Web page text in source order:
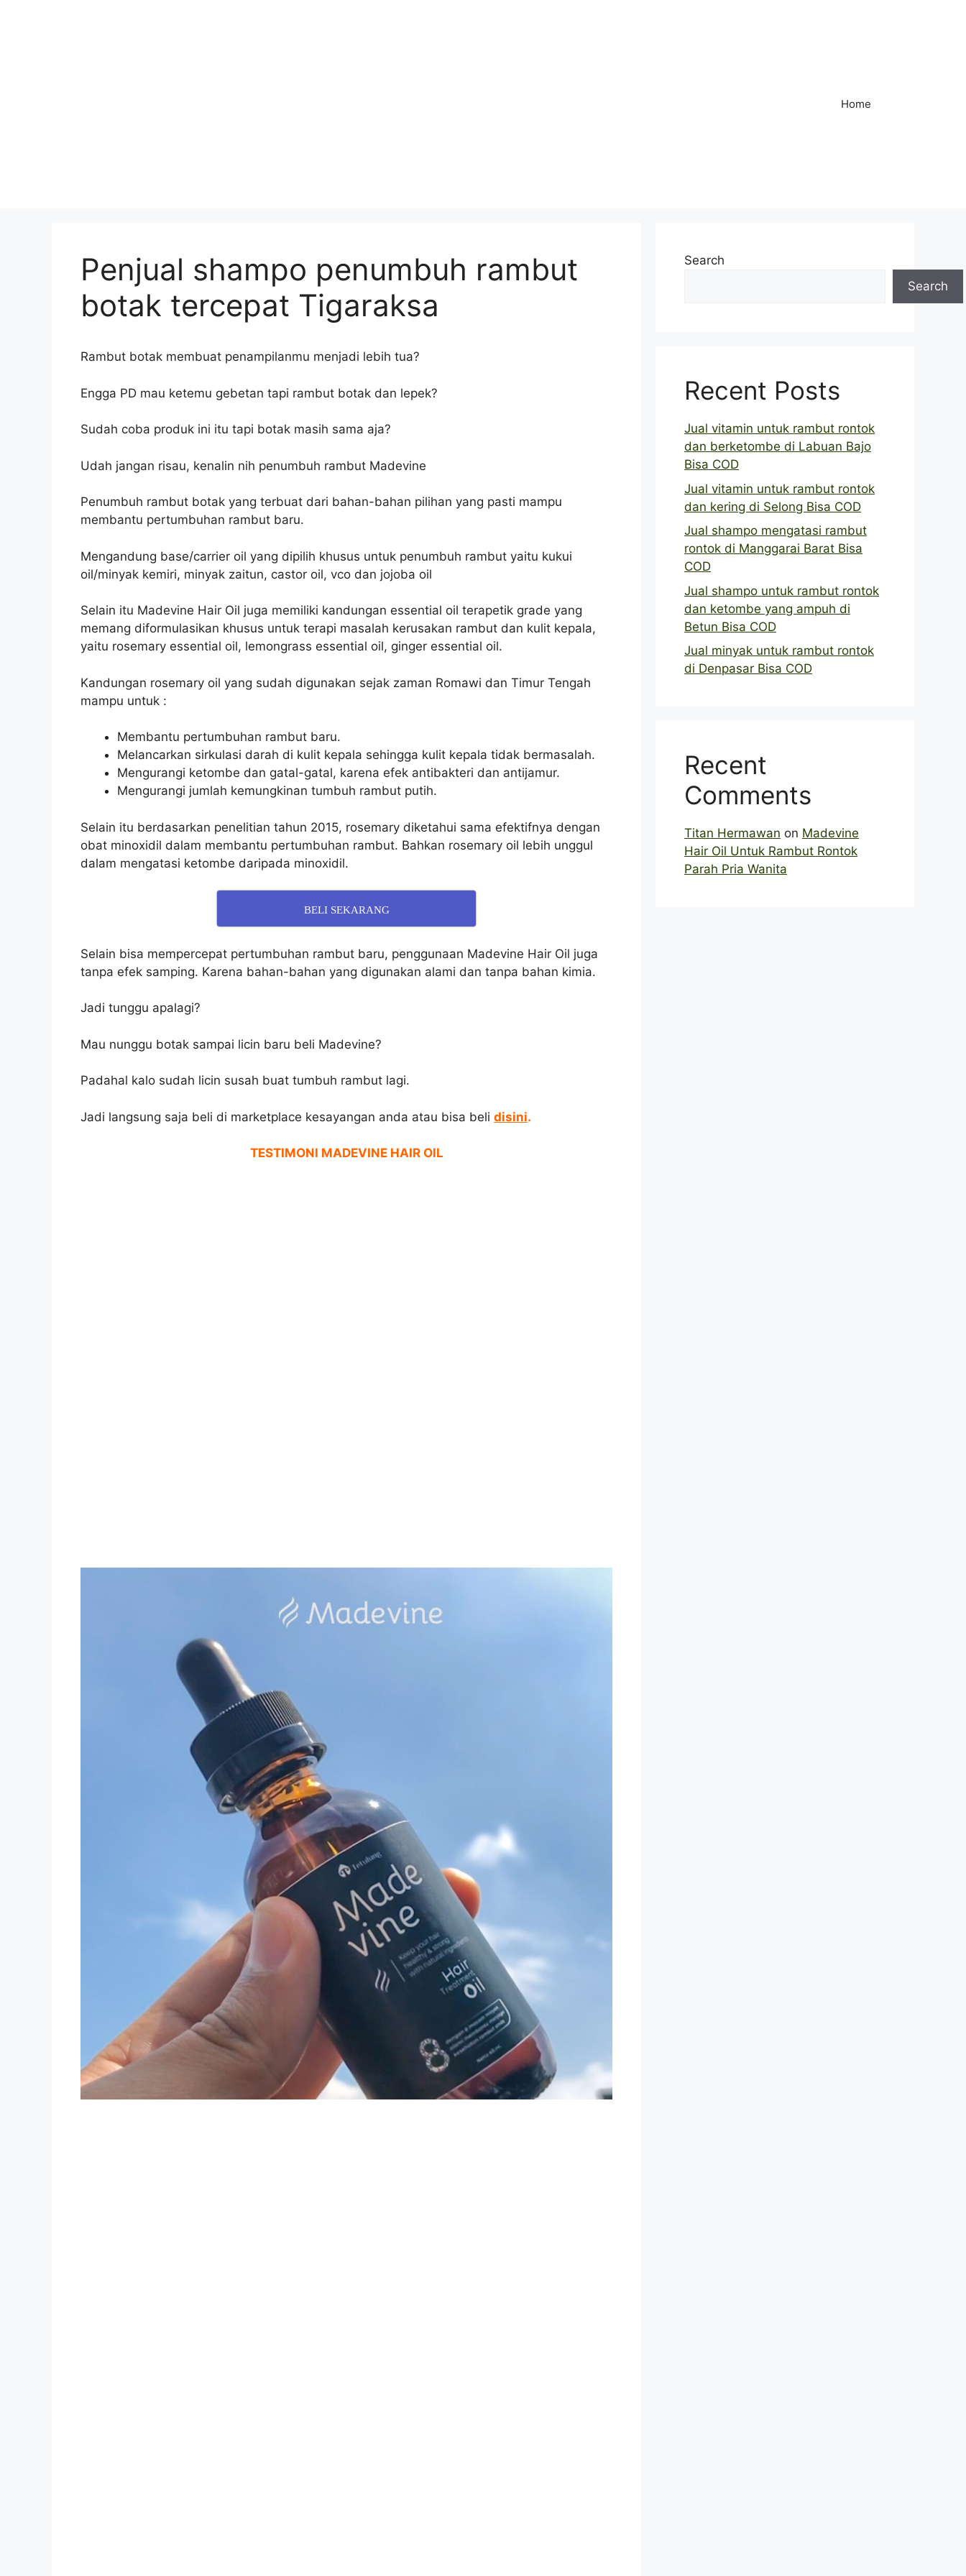
Home
Penjual shampo penumbuh rambut
botak tercepat Tigaraksa
Rambut botak membuat penampilanmu menjadi lebih tua?
Engga PD mau ketemu gebetan tapi rambut botak dan lepek?
Sudah coba produk ini itu tapi botak masih sama aja?
Udah jangan risau, kenalin nih penumbuh rambut Madevine
Penumbuh rambut botak yang terbuat dari bahan-bahan pilihan yang pasti mampu
membantu pertumbuhan rambut baru.
Mengandung base/carrier oil yang dipilih khusus untuk penumbuh rambut yaitu kukui
oil/minyak kemiri, minyak zaitun, castor oil, vco dan jojoba oil
Selain itu Madevine Hair Oil juga memiliki kandungan essential oil terapetik grade yang
memang diformulasikan khusus untuk terapi masalah kerusakan rambut dan kulit kepala,
yaitu rosemary essential oil, lemongrass essential oil, ginger essential oil.
Kandungan rosemary oil yang sudah digunakan sejak zaman Romawi dan Timur Tengah
mampu untuk :
Membantu pertumbuhan rambut baru.
Melancarkan sirkulasi darah di kulit kepala sehingga kulit kepala tidak bermasalah.
Mengurangi ketombe dan gatal-gatal, karena efek antibakteri dan antijamur.
Mengurangi jumlah kemungkinan tumbuh rambut putih.
Selain itu berdasarkan penelitian tahun 2015, rosemary diketahui sama efektifnya dengan
obat minoxidil dalam membantu pertumbuhan rambut. Bahkan rosemary oil lebih unggul
dalam mengatasi ketombe daripada minoxidil.
BELI SEKARANG
Selain bisa mempercepat pertumbuhan rambut baru, penggunaan Madevine Hair Oil juga
tanpa efek samping. Karena bahan-bahan yang digunakan alami dan tanpa bahan kimia.
Jadi tunggu apalagi?
Mau nunggu botak sampai licin baru beli Madevine?
Padahal kalo sudah licin susah buat tumbuh rambut lagi.
Jadi langsung saja beli di marketplace kesayangan anda atau bisa beli disini.
TESTIMONI MADEVINE HAIR OIL
Search
Search
Recent Posts
Jual vitamin untuk rambut rontok
dan berketombe di Labuan Bajo
Bisa COD
Jual vitamin untuk rambut rontok
dan kering di Selong Bisa COD
Jual shampo mengatasi rambut
rontok di Manggarai Barat Bisa
COD
Jual shampo untuk rambut rontok
dan ketombe yang ampuh di
Betun Bisa COD
Jual minyak untuk rambut rontok
di Denpasar Bisa COD
Recent
Comments
Titan Hermawan on Madevine
Hair Oil Untuk Rambut Rontok
Parah Pria Wanita